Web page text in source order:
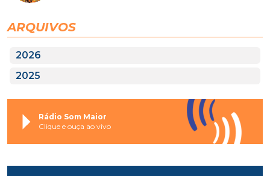
ARQUIVOS
2026
2025
Rádio Som Maior
Clique e ouça ao vivo